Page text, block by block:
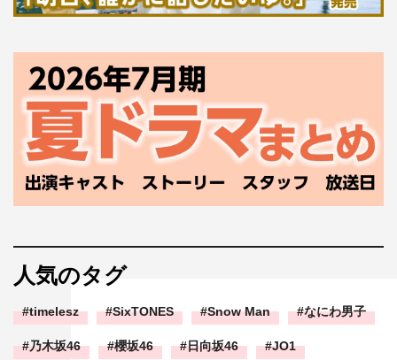
人気のタグ
timelesz SixTONES Snow Man なにわ男子
乃木坂46 櫻坂46 日向坂46 JO1